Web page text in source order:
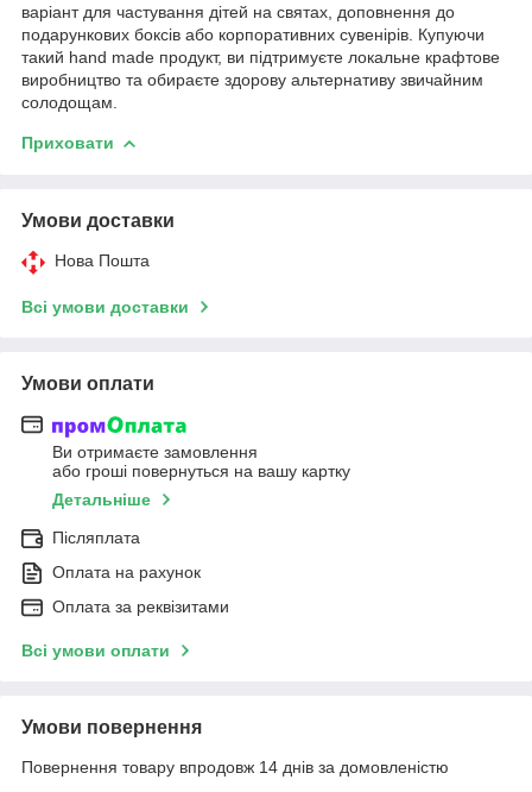
варіант для частування дітей на святах, доповнення до
подарункових боксів або корпоративних сувенірів. Купуючи
такий hand made продукт, ви підтримуєте локальне крафтове
виробництво та обираєте здорову альтернативу звичайним
солодощам.
Приховати
Умови доставки
Нова Пошта
Всі умови доставки
Умови оплати
Ви отримаєте замовлення
або гроші повернуться на вашу картку
Детальніше
Післяплата
Оплата на рахунок
Оплата за реквізитами
Всі умови оплати
Умови повернення
Повернення товару впродовж 14 днів за домовленістю